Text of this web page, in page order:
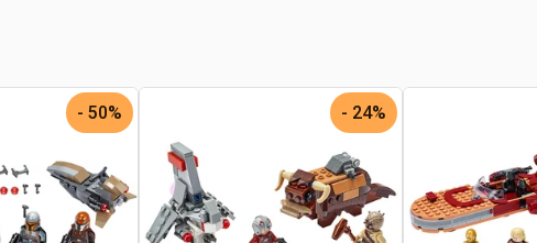
24% -
50% -